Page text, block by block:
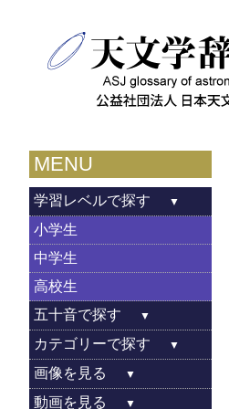
MENU
学習レベルで探す
小学生
中学生
高校生
五十音で探す
カテゴリーで探す
画像を見る
動画を見る